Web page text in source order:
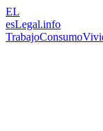
EL
esLegal.info
TrabajoConsumo